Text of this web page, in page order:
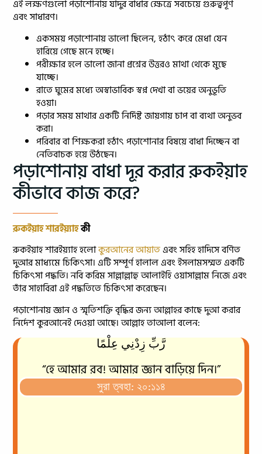
এই লক্ষণগুলো পড়াশোনায় যাদুর বাধার ক্ষেত্রে সবচেয়ে গুরুত্বপূর্ণ
এবং সাধারণ।
একসময় পড়াশোনায় ভালো ছিলেন, হঠাৎ করে মেধা যেন
হারিয়ে গেছে মনে হচ্ছে।
পরীক্ষার হলে ভালো জানা প্রশ্নের উত্তরও মাথা থেকে মুছে
যাচ্ছে।
রাতে ঘুমের মধ্যে অস্বাভাবিক স্বপ্ন দেখা বা ভয়ের অনুভূতি
হওয়া।
পড়ার সময় মাথার একটি নির্দিষ্ট জায়গায় চাপ বা ব্যথা অনুভব
করা।
পরিবার বা শিক্ষকরা হঠাৎ পড়াশোনার বিষয়ে বাধা দিচ্ছেন বা
নেতিবাচক হয়ে উঠছেন।
পড়াশোনায় বাধা দূর করার রুকইয়াহ
কীভাবে কাজ করে?
রুকইয়াহ শারইয়্যাহকী
রুকইয়াহ শারইয়্যাহ হলোকুরআনের আয়াতএবং সহিহ হাদিসে বর্ণিত
দুআর মাধ্যমে চিকিৎসা। এটি সম্পূর্ণ হালাল এবং ইসলামসম্মত একটি
চিকিৎসা পদ্ধতি। নবি করিম সাল্লাল্লাহু আলাইহি ওয়াসাল্লাম নিজে এবং
তাঁর সাহাবিরা এই পদ্ধতিতে চিকিৎসা করেছেন।
পড়াশোনায় জ্ঞান ও স্মৃতিশক্তি বৃদ্ধির জন্য আল্লাহর কাছে দুআ করার
নির্দেশ কুরআনেই দেওয়া আছে। আল্লাহ তাআলা বলেন:
رَّبِّ زِدْنِي عِلْمًا
“হে আমার রব! আমার জ্ঞান বাড়িয়ে দিন।”
সুরা ত্বহা: ২০:১১৪